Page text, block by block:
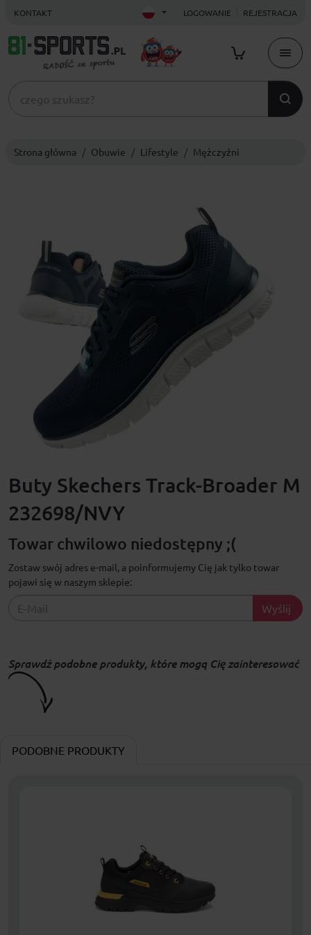
KONTAKT LOGOWANIE REJESTRACJA
Strona główna Obuwie Lifestyle Mężczyźni
Buty Skechers Track-Broader M
232698/NVY
Towar chwilowo niedostępny ;(
Zostaw swój adres e-mail, a poinformujemy Cię jak tylko towar
pojawi się w naszym sklepie:
Wyślij
Sprawdź podobne produkty, które mogą Cię zainteresować
PODOBNE PRODUKTY